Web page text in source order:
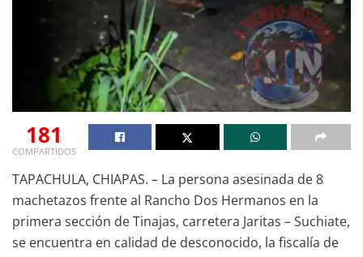
181
COMPARTIDOS
TAPACHULA, CHIAPAS. – La persona asesinada de 8
machetazos frente al Rancho Dos Hermanos en la
primera sección de Tinajas, carretera Jaritas – Suchiate,
se encuentra en calidad de desconocido, la fiscalía de